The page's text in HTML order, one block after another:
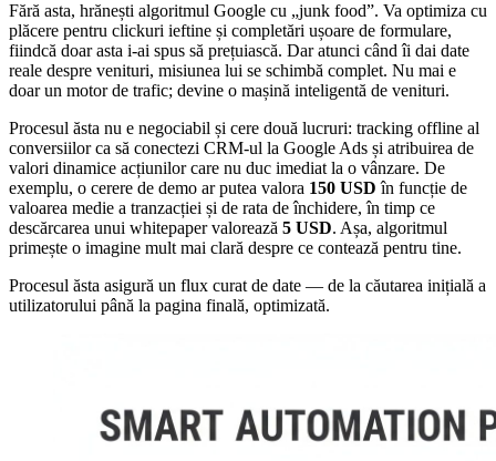
Fără asta, hrănești algoritmul Google cu „junk food”. Va optimiza cu
plăcere pentru clickuri ieftine și completări ușoare de formulare,
fiindcă doar asta i-ai spus să prețuiască. Dar atunci când îi dai date
reale despre venituri, misiunea lui se schimbă complet. Nu mai e
doar un motor de trafic; devine o mașină inteligentă de venituri.
Procesul ăsta nu e negociabil și cere două lucruri: tracking offline al
conversiilor ca să conectezi CRM-ul la Google Ads și atribuirea de
valori dinamice acțiunilor care nu duc imediat la o vânzare. De
exemplu, o cerere de demo ar putea valora 150 USD în funcție de
valoarea medie a tranzacției și de rata de închidere, în timp ce
descărcarea unui whitepaper valorează 5 USD. Așa, algoritmul
primește o imagine mult mai clară despre ce contează pentru tine.
Procesul ăsta asigură un flux curat de date — de la căutarea inițială a
utilizatorului până la pagina finală, optimizată.